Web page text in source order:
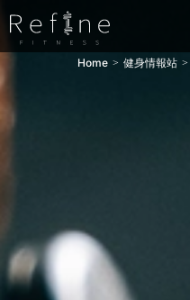
Home 健身情報站